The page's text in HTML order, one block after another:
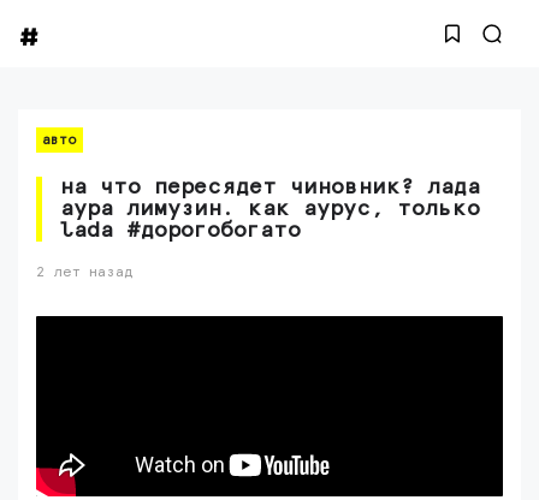
авто
на что пересядет чиновник? лада
аура лимузин. как аурус, только
lada #дорогобогато
2 лет назад